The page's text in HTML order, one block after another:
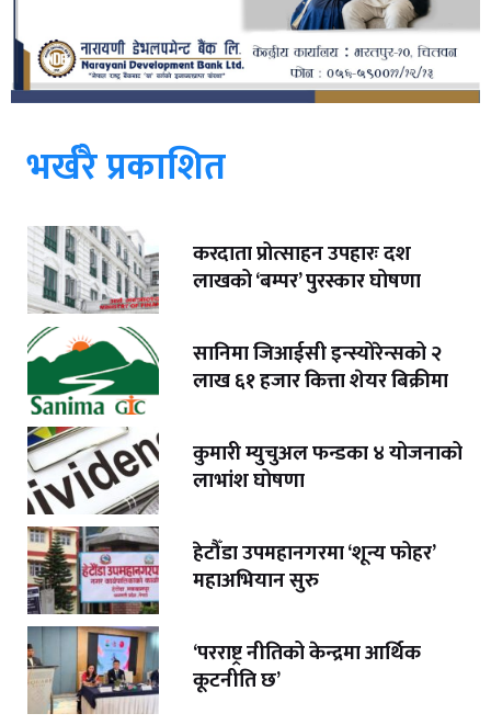
भर्खरै प्रकाशित
करदाता प्रोत्साहन उपहारः दश
लाखको ‘बम्पर’ पुरस्कार घोषणा
सानिमा जिआईसी इन्स्योरेन्सको २
लाख ६१ हजार कित्ता शेयर बिक्रीमा
कुमारी म्युचुअल फन्डका ४ योजनाको
लाभांश घोषणा
हेटौँडा उपमहानगरमा ‘शून्य फोहर’
महाअभियान सुरु
‘परराष्ट्र नीतिको केन्द्रमा आर्थिक
कूटनीति छ’